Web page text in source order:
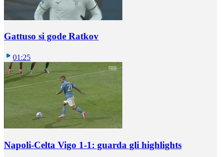
Gattuso si gode Ratkov
01:25
Napoli-Celta Vigo 1-1: guarda gli highlights